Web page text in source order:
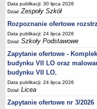
Rejestry, ewidencje, archiwa
Kontrole
PONOWNE
Sprawozdania
Deklaracja dostępności
DEKLARACJA DOSTĘPNOŚCI
OŚWIADCZENIA MAJĄTKOWE
PONOWNE WYKORZYSTYWANIE
Data publikacji: 30 lipca 2026
Dział:Zespoły Szkół
Rozpoznanie ofertowe
Data publikacji: 24 lipca 2026
Dział:Szkoły Podstawowe
Zapytanie ofertowe -
budynku VII LO oraz
budynku VII LO.
Data publikacji: 24 lipca 2026
Dział:Licea
Zapytanie ofertowe nr 3/2026